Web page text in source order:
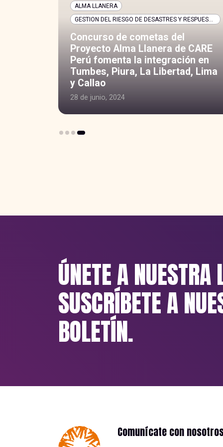
ALMA LLANERA
GESTION DEL RIESGO DE DESASTRES Y RESPUESTA HUMANITARIA
Concurso de cometas del
Proyecto Alma Llanera de CARE
Perú fomenta la integración en
Tumbes, Piura, La Libertad, Lima
y Callao
28 de junio, 2024
ÚNETE A NUESTRA
SUSCRÍBETE A
BOLETÍN.
Comunícate con